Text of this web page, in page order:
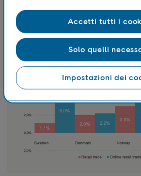
consumatori.
Impostazioni dei
Solo quelli
Accetti tutti i